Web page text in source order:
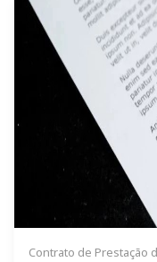
Contrato de Prestação